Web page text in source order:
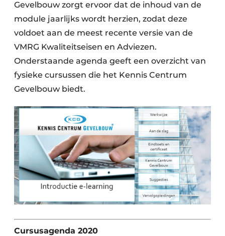
Gevelbouw zorgt ervoor dat de inhoud van de
module jaarlijks wordt herzien, zodat deze
voldoet aan de meest recente versie van de
VMRG Kwaliteitseisen en Adviezen.
Onderstaande agenda geeft een overzicht van
fysieke cursussen die het Kennis Centrum
Gevelbouw biedt.
Cursusagenda 2020